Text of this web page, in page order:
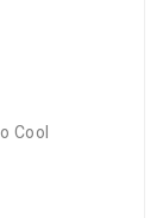
Cool